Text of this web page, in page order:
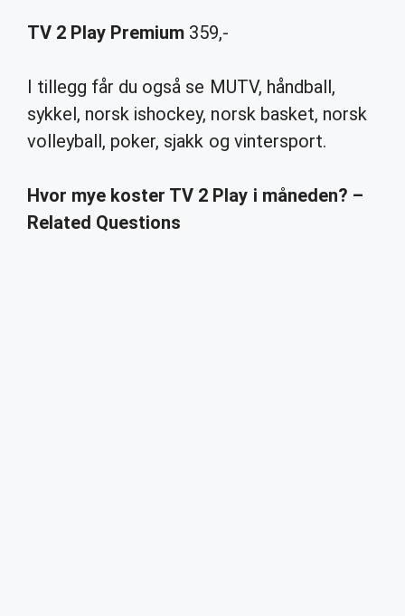
TV 2 Play Premium 359,-
I tillegg får du også se MUTV, håndball,
sykkel, norsk ishockey, norsk basket, norsk
volleyball, poker, sjakk og vintersport.
Hvor mye koster TV 2 Play i måneden? –
Related Questions